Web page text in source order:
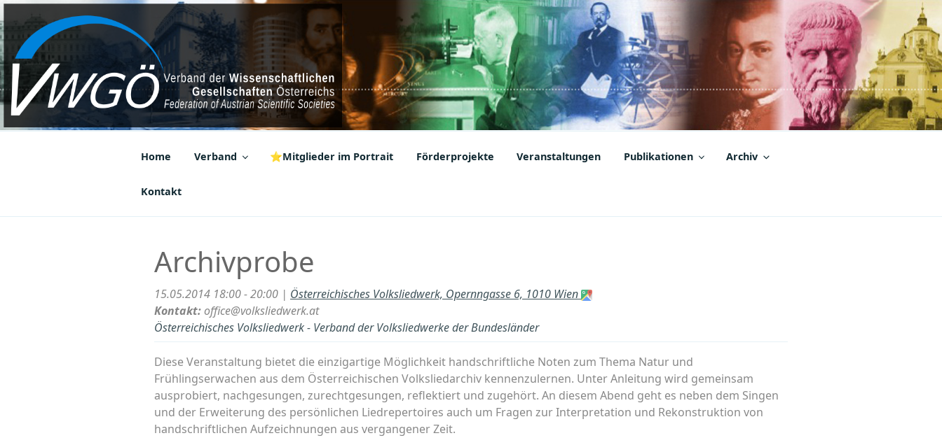
Zum
Inhalt
springen
VWGÖ
Federation of Austrian Scientific Societies
Home Verband ⭐Mitglieder im Portrait Förderprojekte Veranstaltungen Publikationen Archiv
Kontakt
Archivprobe
15.05.2014 18:00 - 20:00 | Österreichisches Volksliedwerk, Opernngasse 6, 1010 Wien
Kontakt:office@volksliedwerk.at
Österreichisches Volksliedwerk - Verband der Volksliedwerke der Bundesländer
Diese Veranstaltung bietet die einzigartige Möglichkeit handschriftliche Noten zum Thema Natur und
Frühlingserwachen aus dem Österreichischen Volksliedarchiv kennenzulernen. Unter Anleitung wird gemeinsam
ausprobiert, nachgesungen, zurechtgesungen, reflektiert und zugehört. An diesem Abend geht es neben dem Singen
und der Erweiterung des persönlichen Liedrepertoires auch um Fragen zur Interpretation und Rekonstruktion von
handschriftlichen Aufzeichnungen aus vergangener Zeit.